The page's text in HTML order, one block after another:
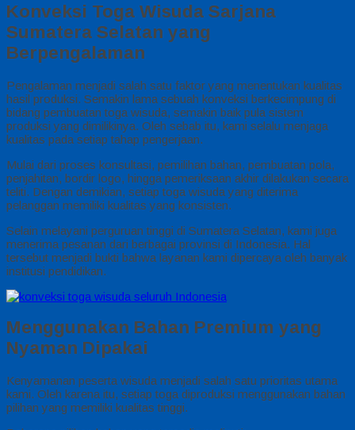
Konveksi Toga Wisuda Sarjana
Sumatera Selatan yang
Berpengalaman
Pengalaman menjadi salah satu faktor yang menentukan kualitas
hasil produksi. Semakin lama sebuah konveksi berkecimpung di
bidang pembuatan toga wisuda, semakin baik pula sistem
produksi yang dimilikinya. Oleh sebab itu, kami selalu menjaga
kualitas pada setiap tahap pengerjaan.
Mulai dari proses konsultasi, pemilihan bahan, pembuatan pola,
penjahitan, bordir logo, hingga pemeriksaan akhir dilakukan secara
teliti. Dengan demikian, setiap toga wisuda yang diterima
pelanggan memiliki kualitas yang konsisten.
Selain melayani perguruan tinggi di Sumatera Selatan, kami juga
menerima pesanan dari berbagai provinsi di Indonesia. Hal
tersebut menjadi bukti bahwa layanan kami dipercaya oleh banyak
institusi pendidikan.
Menggunakan Bahan Premium yang
Nyaman Dipakai
Kenyamanan peserta wisuda menjadi salah satu prioritas utama
kami. Oleh karena itu, setiap toga diproduksi menggunakan bahan
pilihan yang memiliki kualitas tinggi.